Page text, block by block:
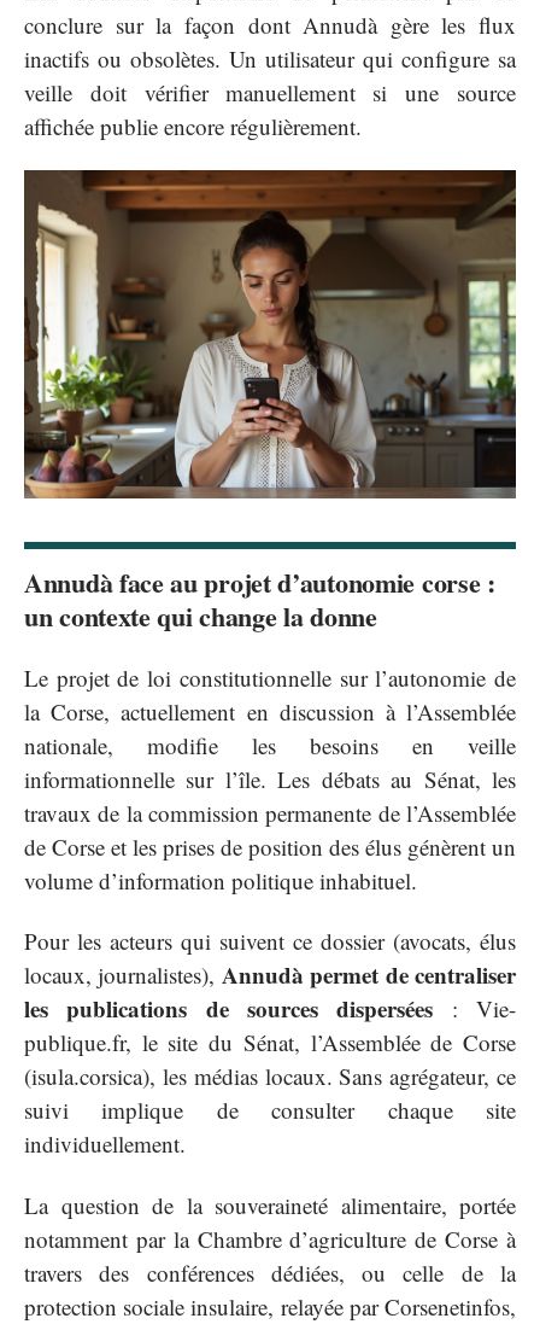
conclure sur la façon dont Annudà gère les flux
inactifs ou obsolètes. Un utilisateur qui configure sa
veille doit vérifier manuellement si une source
affichée publie encore régulièrement.
Annudà face au projet d’autonomie corse :
un contexte qui change la donne
Le projet de loi constitutionnelle sur l’autonomie de
la Corse, actuellement en discussion à l’Assemblée
nationale, modifie les besoins en veille
informationnelle sur l’île. Les débats au Sénat, les
travaux de la commission permanente de l’Assemblée
de Corse et les prises de position des élus génèrent un
volume d’information politique inhabituel.
Pour les acteurs qui suivent ce dossier (avocats, élus
locaux, journalistes), Annudà permet de centraliser
les publications de sources dispersées : Vie-
publique.fr, le site du Sénat, l’Assemblée de Corse
(isula.corsica), les médias locaux. Sans agrégateur, ce
suivi implique de consulter chaque site
individuellement.
La question de la souveraineté alimentaire, portée
notamment par la Chambre d’agriculture de Corse à
travers des conférences dédiées, ou celle de la
protection sociale insulaire, relayée par Corsenetinfos,